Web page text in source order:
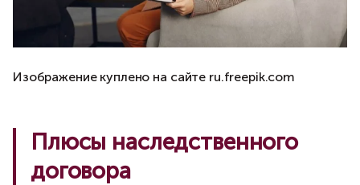
Изображение куплено на сайте ru.freepik.com
Плюсы наследственного
договора